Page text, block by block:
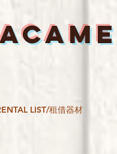
LIST/租借器材